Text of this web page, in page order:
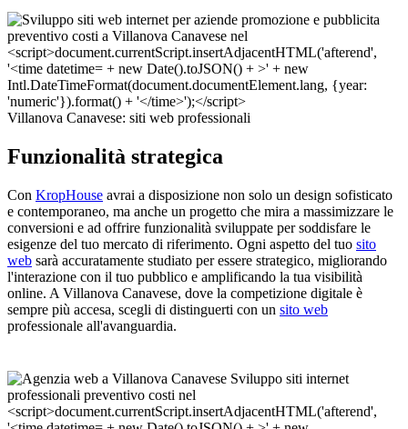
Villanova Canavese: siti web professionali
Funzionalità strategica
Con KropHouse avrai a disposizione non solo un design sofisticato
e contemporaneo, ma anche un progetto che mira a massimizzare le
conversioni e ad offrire funzionalità sviluppate per soddisfare le
esigenze del tuo mercato di riferimento. Ogni aspetto del tuo sito
web sarà accuratamente studiato per essere strategico, migliorando
l'interazione con il tuo pubblico e amplificando la tua visibilità
online. A Villanova Canavese, dove la competizione digitale è
sempre più accesa, scegli di distinguerti con un sito web
professionale all'avanguardia.